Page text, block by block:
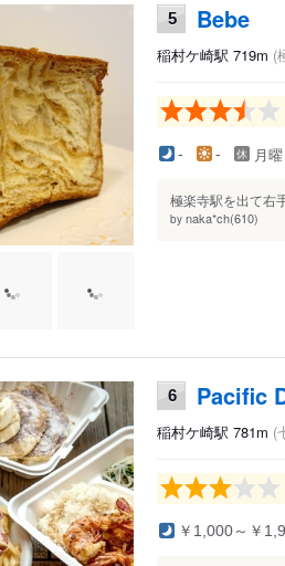
5 Bebe
稲村ケ崎駅 719m (
- - 月
極楽寺駅を出て右
by naka*ch(610)
6 Pacific
稲村ケ崎駅 781m (
￥1,000～￥